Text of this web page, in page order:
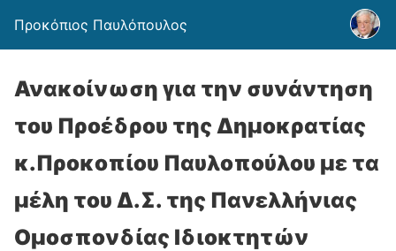
Προκόπιος Παυλόπουλος
Ανακοίνωση για την συνάντηση
του Προέδρου της Δημοκρατίας
κ.Προκοπίου Παυλοπούλου με τα
μέλη του Δ.Σ. της Πανελλήνιας
Ομοσπονδίας Ιδιοκτητών